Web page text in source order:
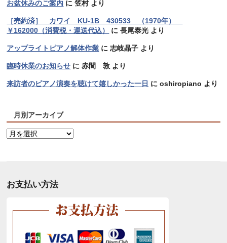
お盆休みのご案内 に笠村より
［売約済］ カワイ KU-1B 430533 （1970年）
￥162000（消費税・運送代込）
に長尾泰光 より
アップライトピアノ解体作業 に志岐晶子 より
臨時休業のお知らせ に赤間 敦 より
来訪者のピアノ演奏を聴けて嬉しかった一日 にoshiropiano より
月別アーカイブ
月
カ
イ
お支払い方法